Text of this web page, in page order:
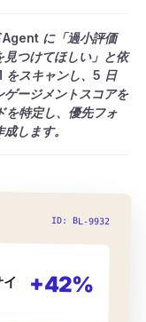
に「過小評価
見つけてほしい」と依
スキャンし、5 日
ージメントスコアを
を特定し、優先フォ
します。
ID: BL-9932
+42%